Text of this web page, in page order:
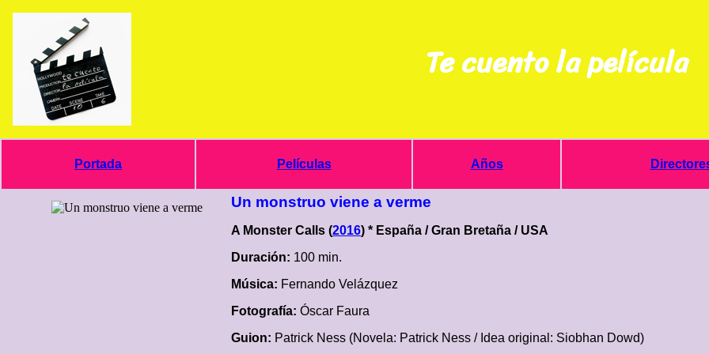
Te cuento la película
Portada Películas Años
Un monstruo viene a verme
A Monster Calls (2016) * España / Gran Bretaña / USA
Duración: 100 min.
Música: Fernando Velázquez
Fotografía: Óscar Faura
Guion: Patrick Ness (Novela: Patrick Ness / Idea original: Siobhan Dowd)